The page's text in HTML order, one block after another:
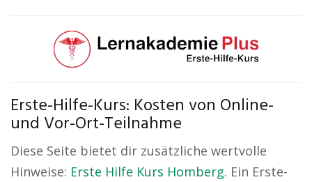
Erste-Hilfe-Kurs: Kosten von Online-
und Vor-Ort-Teilnahme
Diese Seite bietet dir zusätzliche wertvolle
Hinweise: Erste Hilfe Kurs Homberg. Ein Erste-